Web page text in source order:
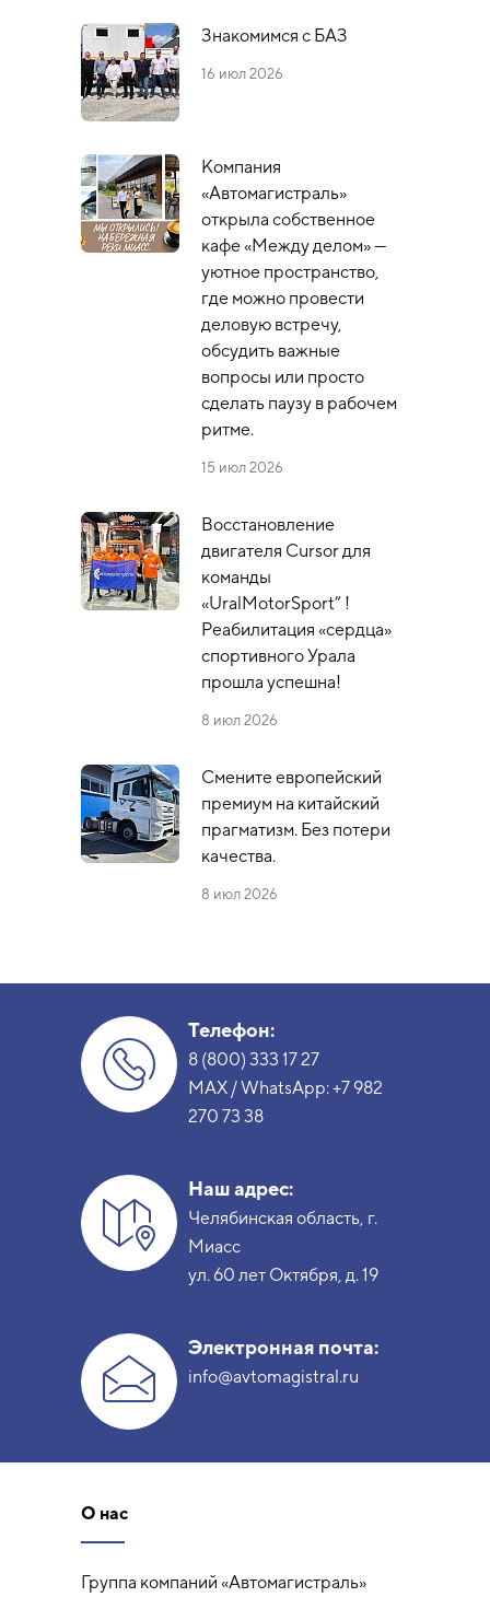
Знакомимся с БАЗ
16 июл 2026
Компания
«Автомагистраль»
открыла собственное
кафе «Между делом» —
уютное пространство,
где можно провести
деловую встречу,
обсудить важные
вопросы или просто
сделать паузу в рабочем
ритме.
15 июл 2026
Восстановление
двигателя Cursor для
команды
«UralMotorSport” !
Реабилитация «сердца»
спортивного Урала
прошла успешна!
8 июл 2026
Смените европейский
премиум на китайский
прагматизм. Без потери
качества.
8 июл 2026
Телефон:
8 (800) 333 17 27
MAX / WhatsApp:+7 982
270 73 38
Наш адрес:
Челябинская область, г.
Миасс
ул. 60 лет Октября, д. 19
Электронная почта:
info@avtomagistral.ru
О нас
Группа компаний «Автомагистраль»